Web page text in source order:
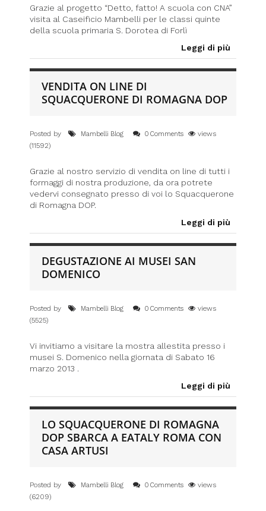
Grazie al progetto “Detto, fatto! A scuola con CNA”
visita al Caseificio Mambelli per le classi quinte
della scuola primaria S. Dorotea di Forlì
Leggi di più
VENDITA ON LINE DI
SQUACQUERONE DI ROMAGNA DOP
Posted by Mambelli Blog 0 Comments
views
(11592)
Grazie al nostro servizio di vendita on line di tutti i
formaggi di nostra produzione, da ora potrete
vedervi consegnato presso di voi lo Squacquerone
di Romagna DOP.
Leggi di più
DEGUSTAZIONE AI MUSEI SAN
DOMENICO
Posted by Mambelli Blog 0 Comments
views
(5525)
Vi invitiamo a visitare la mostra allestita presso i
musei S. Domenico nella giornata di Sabato 16
marzo 2013 .
Leggi di più
LO SQUACQUERONE DI ROMAGNA
DOP SBARCA A EATALY ROMA CON
CASA ARTUSI
Posted by Mambelli Blog 0 Comments
views
(6209)